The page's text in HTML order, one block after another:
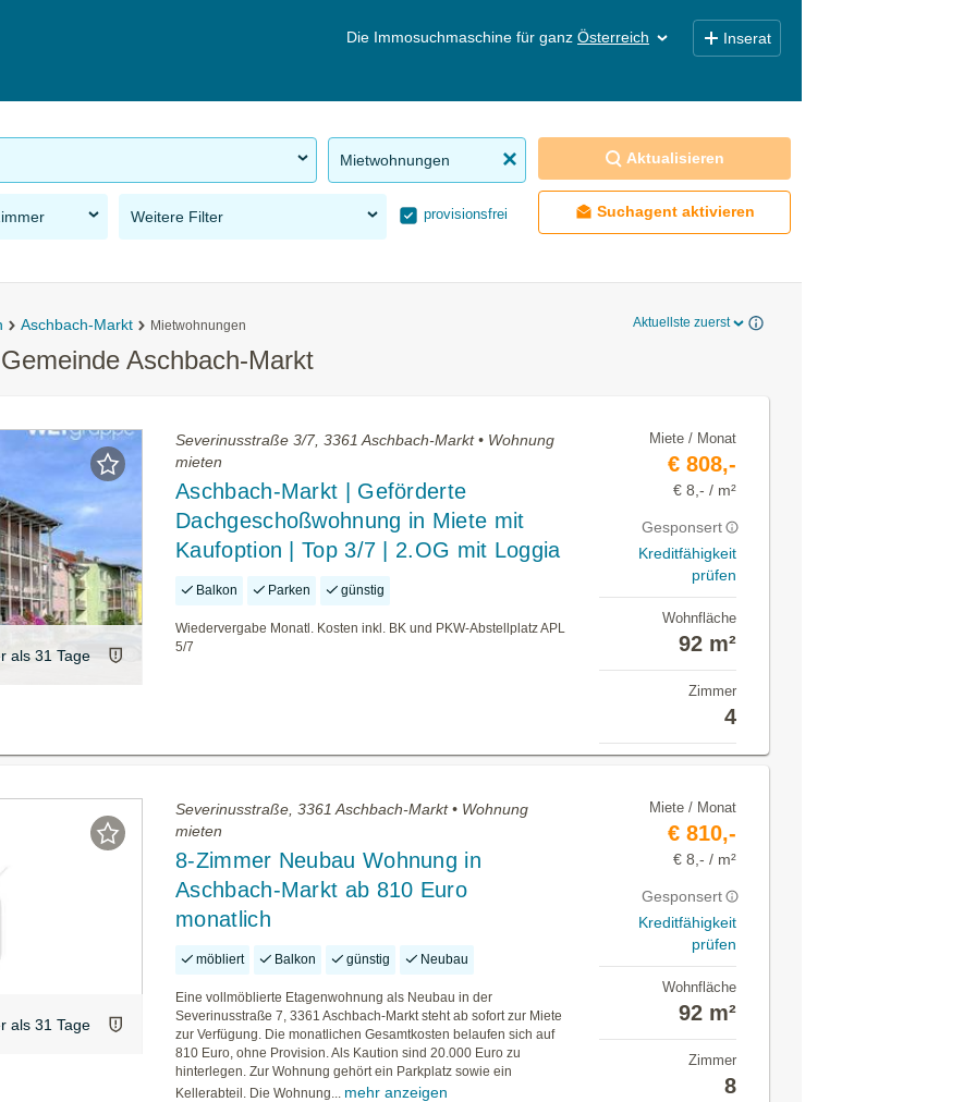
Die Immosuchmaschine für ganz Österreich Inserat
Mietwohnungen
Weitere Filter provisionsfrei
Aktualisieren
Suchagent aktivieren
Aschbach-Markt Mietwohnungen Aktuellste zuerst
Aschbach-Markt
als 31 Tage
Severinusstraße 3/7, 3361 Aschbach-Markt • Wohnung
mieten
Aschbach-Markt | Geförderte
Dachgeschoßwohnung in Miete mit
Kaufoption | Top 3/7 | 2.OG mit Loggia
Balkon Parken günstig
Wiedervergabe Monatl. Kosten inkl. BK und PKW-Abstellplatz APL
5/7
Miete / Monat
€ 808,-
€ 8,- / m²
Gesponsert
Kreditfähigkeit
prüfen
Wohnfläche
92 m²
Zimmer
4
als 31 Tage
Severinusstraße, 3361 Aschbach-Markt • Wohnung
mieten
8-Zimmer Neubau Wohnung in
Aschbach-Markt ab 810 Euro
monatlich
möbliert Balkon günstig Neubau
Eine vollmöblierte Etagenwohnung als Neubau in der
Severinusstraße 7, 3361 Aschbach-Markt steht ab sofort zur Miete
zur Verfügung. Die monatlichen Gesamtkosten belaufen sich auf
810 Euro, ohne Provision. Als Kaution sind 20.000 Euro zu
hinterlegen. Zur Wohnung gehört ein Parkplatz sowie ein
Kellerabteil. Die Wohnung... mehr anzeigen
Miete / Monat
€ 810,-
€ 8,- / m²
Gesponsert
Kreditfähigkeit
prüfen
Wohnfläche
92 m²
Zimmer
8